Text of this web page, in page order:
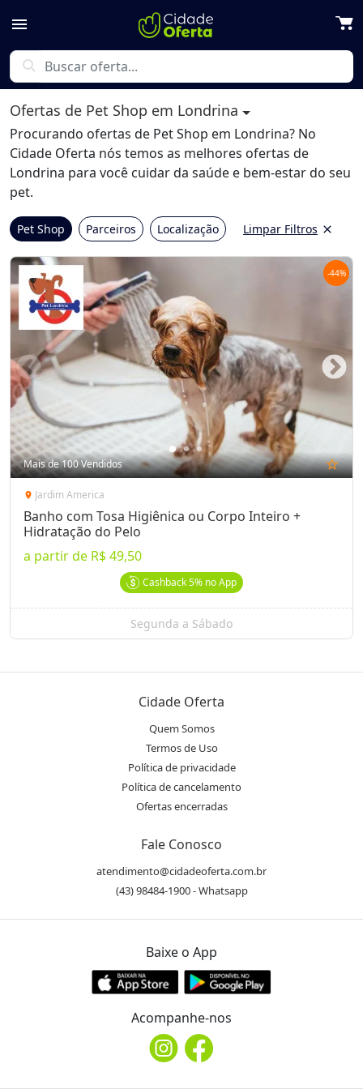
menu
search
Ofertas de Pet Shop em Londrina
Procurando ofertas de Pet Shop em Londrina? No
Cidade Oferta nós temos as melhores ofertas de
Londrina para você cuidar da saúde e bem-estar do seu
pet.
Pet Shop Parceiros Localização Limpar Filtros close
-44%
Mais de 100 Vendidos star_outline
location_on Jardim America
Banho com Tosa Higiênica ou Corpo Inteiro +
Hidratação do Pelo
a partir de R$ 49,50
Cashback5% no App
Segunda a Sábado
Cidade Oferta
Quem Somos
Termos de Uso
Política de privacidade
Política de cancelamento
Ofertas encerradas
Fale Conosco
atendimento@cidadeoferta.com.br
(43) 98484-1900 - Whatsapp
Baixe o App
Acompanhe-nos